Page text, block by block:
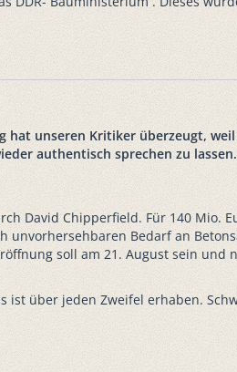
hat unseren Kritiker überzeugt,
authentisch sprechen zu lassen.
David Chipperfield. Für 140 Mio.
unvorhersehbaren Bedarf an
soll am 21. August sein und
ist über jeden Zweifel erhaben.